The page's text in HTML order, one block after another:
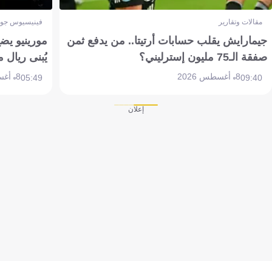
مقالات وتقارير
جيمارايش يقلب حسابات أرتيتا.. من يدفع ثمن
صفقة الـ75 مليون إسترليني؟
09:408 أغسطس 2026
فينيسيوس
مورينيو
يُبنى ريال
05:498 أغسطس 2026
إعلان